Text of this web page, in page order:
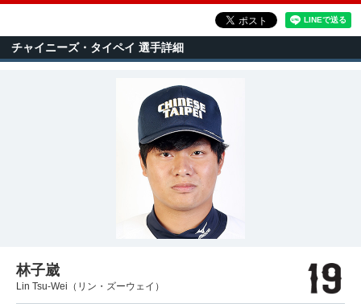
チャイニーズ・タイペイ 選手詳細
林子崴
Lin Tsu-Wei（リン・ズーウェイ）